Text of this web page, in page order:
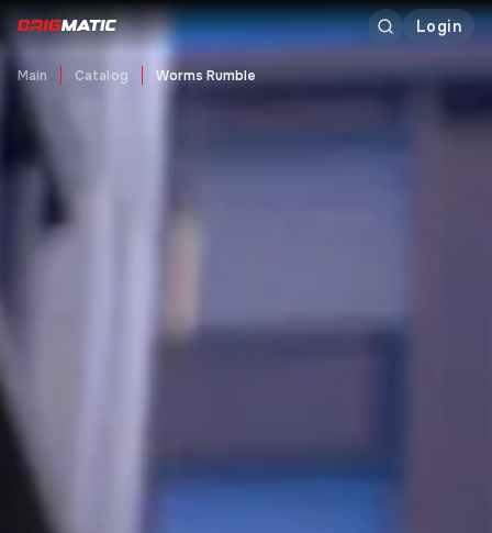
Login
Main Catalog Worms Rumble